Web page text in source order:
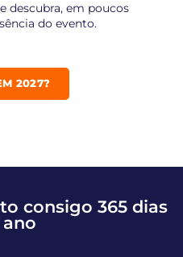
descubra, em poucos
do evento.
2027?
consigo 365 dias